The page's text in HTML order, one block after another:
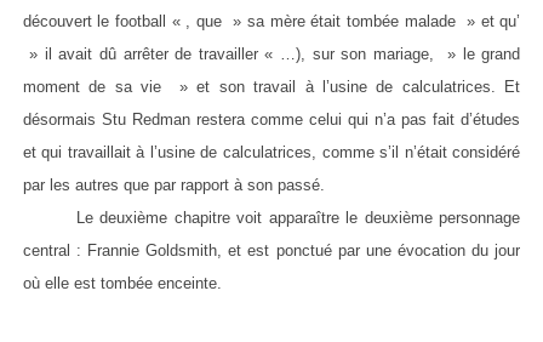
découvert le football « , que » sa mère était tombée malade » et qu’
» il avait dû arrêter de travailler « …), sur son mariage, » le grand
moment de sa vie » et son travail à l’usine de calculatrices. Et
désormais Stu Redman restera comme celui qui n’a pas fait d’études
et qui travaillait à l’usine de calculatrices, comme s’il n’était considéré
par les autres que par rapport à son passé.
Le deuxième chapitre voit apparaître le deuxième personnage
central : Frannie Goldsmith, et est ponctué par une évocation du jour
où elle est tombée enceinte.